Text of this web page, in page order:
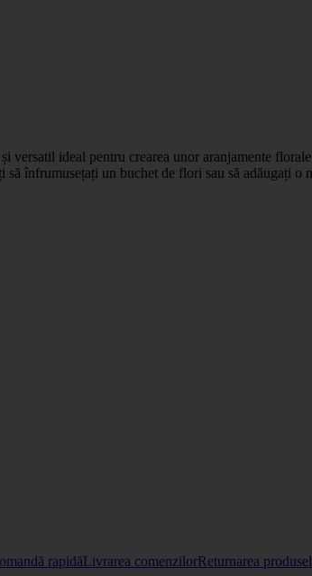
ideal pentru crearea unor aranjamente
înfrumusețați un buchet de flori sau să adăugați
rapidăLivrarea comenzilorReturnarea